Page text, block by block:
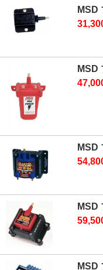
MSD
MSD
MSD
MSD
MSD